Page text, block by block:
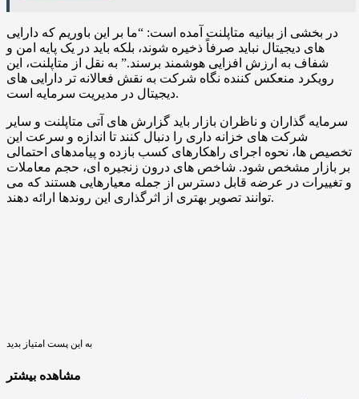
در بخشی از بیانیه متاپلنت آمده است: “ما بر این باوریم که دارایی
های دیجیتال نباید صرفاً ذخیره شوند، بلکه باید در یک پایه امن و
شفاف به ارزش افزایی هوشمند برسند.” به نقل از متاپلنت، این
رویکرد منعکس کننده نگاه شرکت به نقش فعالانه تر دارایی های
دیجیتال در مدیریت سرمایه است.
سرمایه گذاران و ناظران بازار باید گزارش های آتی متاپلنت و سایر
شرکت های خزانه داری را دنبال کنند تا اندازه و سرعت این
تخصیص ها، نحوه اجرای راهکارهای کسب بازده و پیامدهای احتمالی
بر بازار مشخص شود. شاخص های درون زنجیره ای، حجم معاملات
و تغییرات در عرضه قابل دسترس از جمله معیارهایی هستند که می
توانند تصویر بهتری از اثرگذاری این روندها ارائه دهند.
به این پست امتیاز بدید
مشاهده بیشتر